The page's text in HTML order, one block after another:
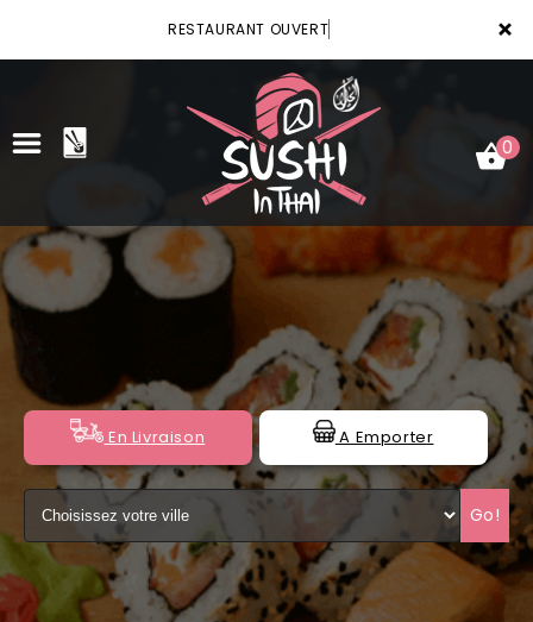
×
RESTAURANT OUVERT
ACCUEIL
VOTRE COMPTE
NOTRE RESTAURANT
VOS AVIS
MENTIONS LÉGALES
C.G.V
0
En Livraison A Emporter
Go!